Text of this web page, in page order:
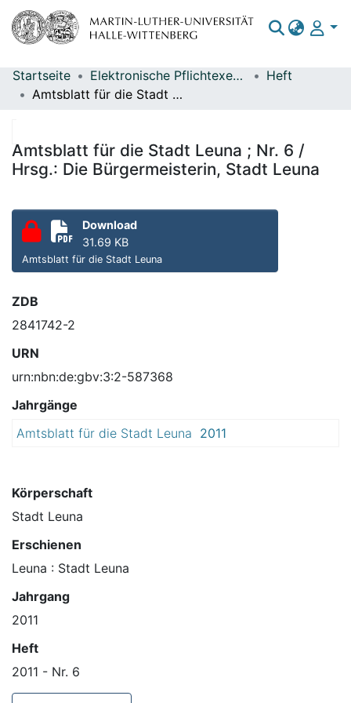
Bereiche & Sammlungen
Statistiken
Startseite Elektronische Pflichtexemplare
Heft
Amtsblatt für die Stadt Leuna ; Nr. 6 / Hrsg.: Die Bürgermeisterin, Stadt Leuna
Amtsblatt für die Stadt Leuna ; Nr. 6 /
Hrsg.: Die Bürgermeisterin, Stadt Leuna
Download
31.69 KB
Amtsblatt für die Stadt Leuna
ZDB
2841742-2
URN
urn:nbn:de:gbv:3:2-587368
Jahrgänge
Amtsblatt für die Stadt Leuna 2011
Körperschaft
Stadt Leuna
Erschienen
Leuna : Stadt Leuna
Jahrgang
2011
Heft
2011 - Nr. 6